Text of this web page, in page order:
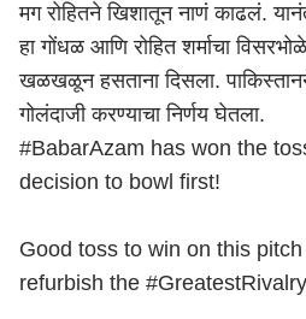
मग रोहितने खिशातून नाणं काढलं.
हा गोंधळ आणि रोहित शर्माचा
खळखळून हसताना दिसला.
गोलंदाजी करण्याचा निर्णय घेतला.
#BabarAzam has won the
decision to bowl first!
Good toss to win on this
refurbish the #GreatestRivalry